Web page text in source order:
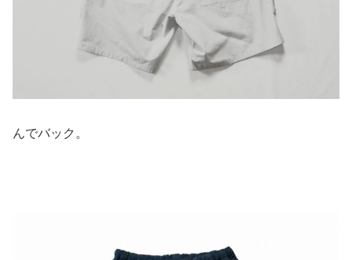
んでバック。